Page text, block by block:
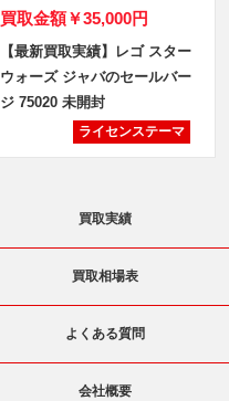
買取金額￥35,000円
【最新買取実績】レゴ スター
ウォーズ ジャバのセールバー
ジ 75020 未開封
ライセンステーマ
買取実績
買取相場表
よくある質問
会社概要